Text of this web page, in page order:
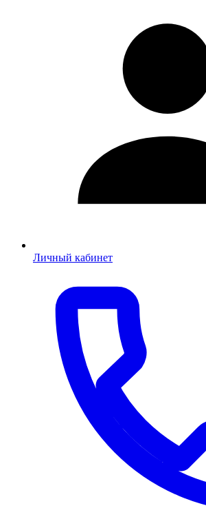
Личный кабинет